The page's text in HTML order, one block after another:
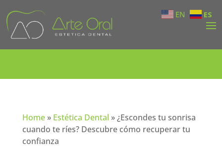
Home» Estética Dental »¿Escondes tu sonrisa
cuando te ríes? Descubre cómo recuperar tu
confianza
EN ES